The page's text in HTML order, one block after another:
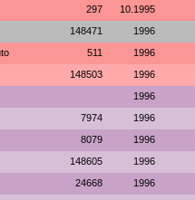
297 10.1995
148471 1996
511 1996
148503 1996
1996
7974 1996
8079 1996
148605 1996
24668 1996